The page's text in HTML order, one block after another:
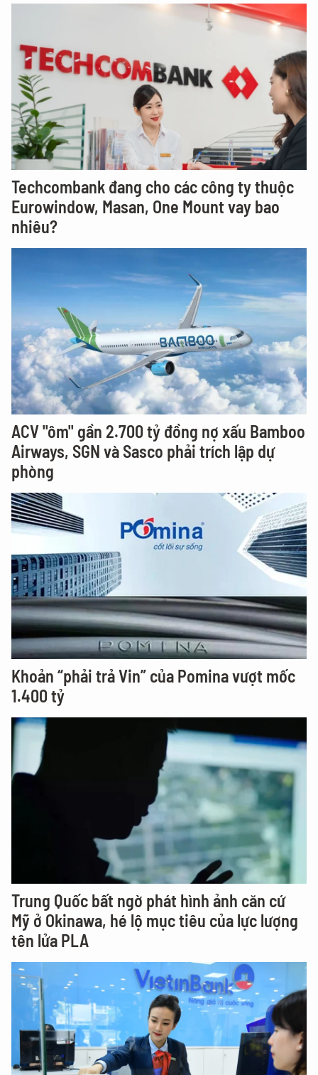
Techcombank đang cho các công ty thuộc
Eurowindow, Masan, One Mount vay bao
nhiêu?
ACV "ôm" gần 2.700 tỷ đồng nợ xấu Bamboo
Airways, SGN và Sasco phải trích lập dự
phòng
Khoản “phải trả Vin” của Pomina vượt mốc
1.400 tỷ
Trung Quốc bất ngờ phát hình ảnh căn cứ
Mỹ ở Okinawa, hé lộ mục tiêu của lực lượng
tên lửa PLA